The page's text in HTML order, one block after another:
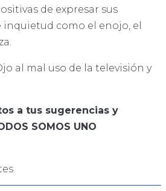
de expresar sus
como el enojo, el
al mal uso de la televisión y
a tus sugerencias y
SOMOS UNO